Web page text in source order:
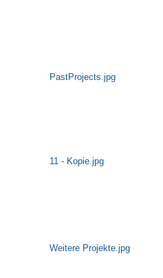
PastProjects.jpg
11 - Kopie.jpg
Weitere Projekte.jpg